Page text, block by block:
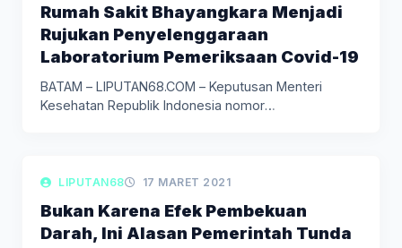
Rumah Sakit Bhayangkara Menjadi
Rujukan Penyelenggaraan
Laboratorium Pemeriksaan Covid-19
BATAM – LIPUTAN68.COM – Keputusan Menteri
Kesehatan Republik Indonesia nomor
LIPUTAN BERITA
LIPUTAN68 17 MARET 2021
Bukan Karena Efek Pembekuan
Darah, Ini Alasan Pemerintah Tunda